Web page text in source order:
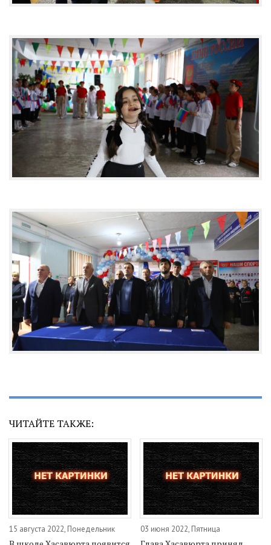
ЧИТАЙТЕ ТАКЖЕ:
15 августа 2022, Понедельник 03 июня 2022, Пятница